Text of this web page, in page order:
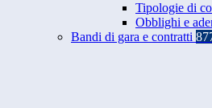
Tipologie di
Obblighi e
Bandi di gara e contratti